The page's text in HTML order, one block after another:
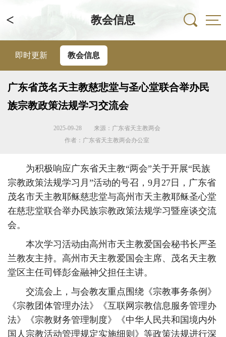
< 教会信息
即时更新 教会信息
广东省茂名天主教慈悲堂与圣心堂联合举办民
族宗教政策法规学习交流会
2025-09-28
来源：广东省天主教两会
作者：广东省天主教两会办公室
为积极响应广东省天主教“两会”关于开展“民族
宗教政策法规学习月”活动的号召，9月27日，广东省
茂名市天主教耶稣慈悲堂与高州市天主教耶稣圣心堂
在慈悲堂联合举办民族宗教政策法规学习暨座谈交流
会。
本次学习活动由高州市天主教爱国会秘书长严圣
兰教友主持。高州市天主教爱国会主席、茂名天主教
堂区主任司铎彭金融神父担任主讲。
交流会上，与会教友重点围绕《宗教事务条例》
《宗教团体管理办法》《互联网宗教信息服务管理办
法》《宗教财务管理制度》《中华人民共和国境内外
国人宗教活动管理规定实施细则》等政策法规进行深